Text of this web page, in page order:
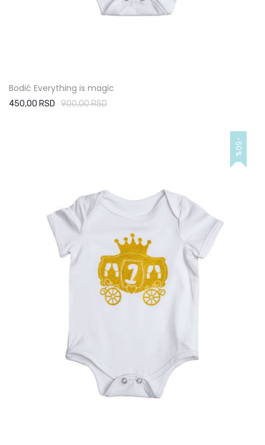
Bodić Everything is magic
450,00 RSD 900,00 RSD
-50%